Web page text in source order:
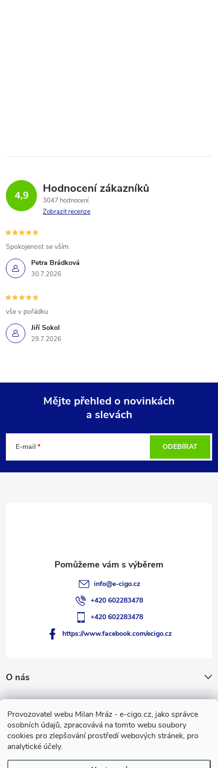
Provozovatel webu Milan Mráz - e-cigo.cz, jako správce
osobních údajů, zpracovává na tomto webu soubory
cookies pro zlepšování prostředí webových stránek, pro
analytické účely.
4,9 Hodnocení zákazníků
3047 hodnocení
Zobrazit recenze
Petra Brádková
30.7.2026
Spokojenost se vším.
Jiří Sokol
29.7.2026
vše v pořádku
p
Mějte přehled o novinkách
a slevách
E-mail ODEBÍRAT
O nás
Facebook
info@e-cigo.cz
+420 602283478
+420 602283478
https://www.facebook.com/ecigo.cz